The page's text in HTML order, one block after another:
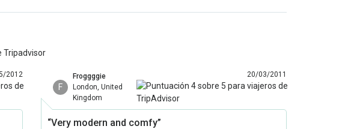
Tripadvisor
2012
F
Froggggie
London, United
Kingdom
20/03/2011
“Very modern and comfy”